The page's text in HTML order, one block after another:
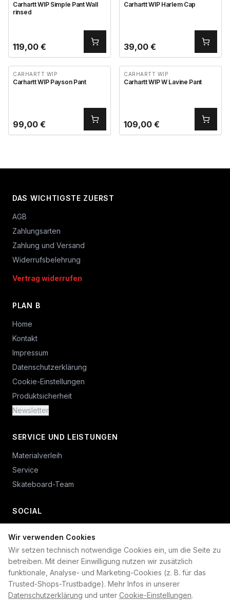
Wir verwenden Cookies
Wir setzen technisch notwendige Cookies ein, um die Seite zu
betreiben. Mit deiner Einwilligung nutzen wir zusätzlich
funktionale, Analyse- und Marketing-Cookies (z. B. für das
Trusted-Shops-Trustbadge). Mehr Infos in unserer
Datenschutzerklärung und unter Cookie-Einstellungen.
Carhartt WIP Simple Pant Wall
rinsed
119,00 €
Carhartt WIP Harlem Cap
39,00 €
CARHARTT WIP
Carhartt WIP Payson Pant
99,00 €
CARHARTT WIP
Carhartt WIP W Lavine Pant
109,00 €
DAS WICHTIGSTE ZUERST
AGB
Zahlungsarten
Zahlung und Versand
Widerrufsbelehrung
Vertrag widerrufen
PLAN B
Home
Kontakt
Impressum
Datenschutzerklärung
Cookie-Einstellungen
Produktsicherheit
Newsletter
SERVICE UND LEISTUNGEN
Materialverleih
Service
Skateboard-Team
SOCIAL
+49 234 687 00 38
shop@plan-b-funsport.de
Sichere Zahlung mit: